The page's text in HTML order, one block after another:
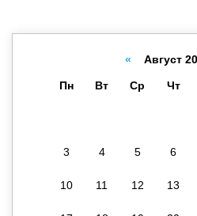
« Август
Пн Вт Ср Чт
3 4 5 6
10 11 12 13